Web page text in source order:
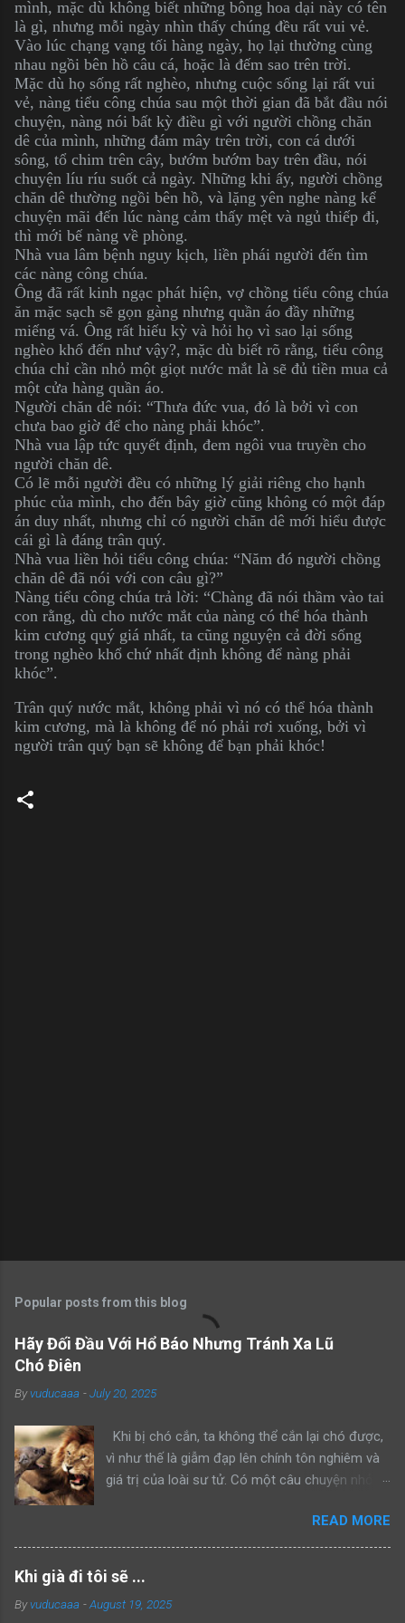
mình, mặc dù không biết những bông hoa dại này có tên
là gì, nhưng mỗi ngày nhìn thấy chúng đều rất vui vẻ.
Vào lúc chạng vạng tối hàng ngày, họ lại thường cùng
nhau ngồi bên hồ câu cá, hoặc là đếm sao trên trời.
Mặc dù họ sống rất nghèo, nhưng cuộc sống lại rất vui
vẻ, nàng tiểu công chúa sau một thời gian đã bắt đầu nói
chuyện, nàng nói bất kỳ điều gì với người chồng chăn
dê của mình, những đám mây trên trời, con cá dưới
sông, tổ chim trên cây, bướm bướm bay trên đầu, nói
chuyện líu ríu suốt cả ngày. Những khi ấy, người chồng
chăn dê thường ngồi bên hồ, và lặng yên nghe nàng kể
chuyện mãi đến lúc nàng cảm thấy mệt và ngủ thiếp đi,
thì mới bế nàng về phòng.
Nhà vua lâm bệnh nguy kịch, liền phái người đến tìm
các nàng công chúa.
Ông đã rất kinh ngạc phát hiện, vợ chồng tiểu công chúa
ăn mặc sạch sẽ gọn gàng nhưng quần áo đầy những
miếng vá. Ông rất hiếu kỳ và hỏi họ vì sao lại sống
nghèo khổ đến như vậy?, mặc dù biết rõ rằng, tiểu công
chúa chỉ cần nhỏ một giọt nước mắt là sẽ đủ tiền mua cả
một cửa hàng quần áo.
Người chăn dê nói: “Thưa đức vua, đó là bởi vì con
chưa bao giờ để cho nàng phải khóc”.
Nhà vua lập tức quyết định, đem ngôi vua truyền cho
người chăn dê.
Có lẽ mỗi người đều có những lý giải riêng cho hạnh
phúc của mình, cho đến bây giờ cũng không có một đáp
án duy nhất, nhưng chỉ có người chăn dê mới hiểu được
cái gì là đáng trân quý.
Nhà vua liền hỏi tiểu công chúa: “Năm đó người chồng
chăn dê đã nói với con câu gì?”
Nàng tiểu công chúa trả lời: “Chàng đã nói thầm vào tai
con rằng, dù cho nước mắt của nàng có thể hóa thành
kim cương quý giá nhất, ta cũng nguyện cả đời sống
trong nghèo khổ chứ nhất định không để nàng phải
khóc”.
Trân quý nước mắt, không phải vì nó có thể hóa thành
kim cương, mà là không để nó phải rơi xuống, bởi vì
người trân quý bạn sẽ không để bạn phải khóc!
Popular posts from this blog
Hãy Đối Đầu Với Hổ Báo Nhưng Tránh Xa Lũ
Chó Điên
Byvuducaaa -July 20, 2025
Khi bị chó cắn, ta không thể cắn lại chó được,
vì như thế là giẫm đạp lên chính tôn nghiêm và
giá trị của loài sư tử. Có một câu chuyện nhỏ
nom lãnh địa, cả hai gặp một con sư tử đực
khác đang lang thang một mình. Sư tử bố bèn
bảo con: “Hãy nhìn bố đánh đuổi kẻ xâm phạm
lãnh thổ này đi như thế nào”. Rồi sư tử bố lao
lên anh dũng chiến đấu, bảo vệ khu vực của
READ MORE
Khi già đi tôi sẽ ...
Byvuducaaa -August 19, 2025